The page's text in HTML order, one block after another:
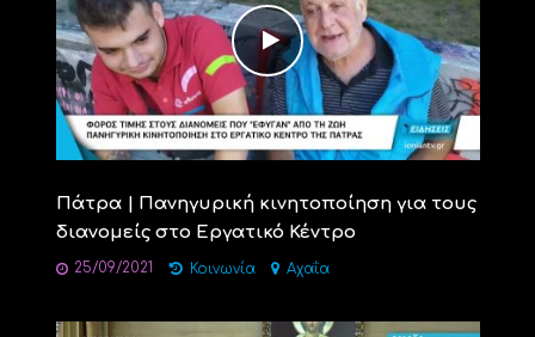
Πάτρα | Πανηγυρική κινητοποίηση για τους
διανομείς στο Εργατικό Κέντρο
25/09/2021 Κοινωνία Αχαΐα